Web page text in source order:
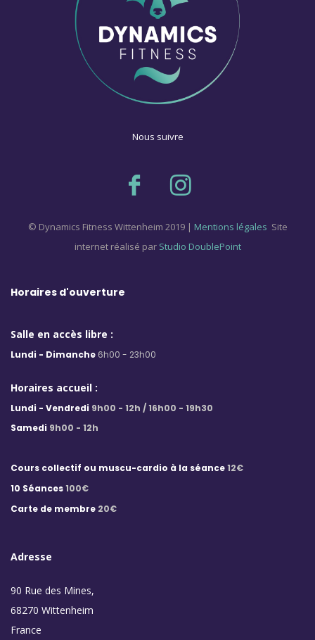
Nous suivre
© Dynamics Fitness Wittenheim 2019 | Mentions légales Site
internet réalisé par Studio DoublePoint
Horaires d'ouverture
Salle en accès libre :
Lundi - Dimanche 6h00 - 23h00
Horaires accueil :
Lundi - Vendredi 9h00 - 12h / 16h00 - 19h30
Samedi 9h00 - 12h
Cours collectif ou muscu-cardio à la séance12€
10 Séances100€
Carte de membre 20€
Adresse
90 Rue des Mines,
68270 Wittenheim
France